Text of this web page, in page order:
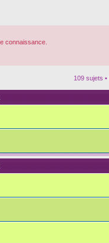
connaissance.
109 sujets •